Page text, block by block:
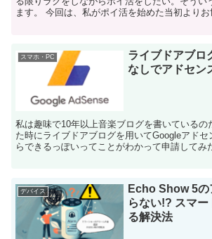
ます。 今回は、私がポイ活を始めた当初より
スマホ・PC
ライブドアブロ
なしでアドセン
私は趣味で10年以上音楽ブログを書いているの
た時にライブドアブログを用いてGoogleアドセ
らできるっぽいってことがわかって申請してみ
デバイス
Echo Show 5の
らない!? スマ
る解決法